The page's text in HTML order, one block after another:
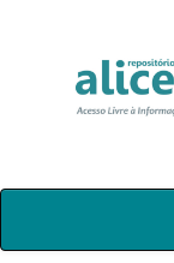
Skip